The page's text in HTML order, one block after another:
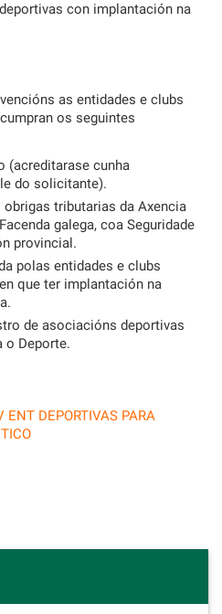
con implantación na
as entidades e clubs
os seguintes
(acreditarase cunha
do solicitante).
tributarias da Axencia
galega, coa Seguridade
provincial.
polas entidades e clubs
que ter implantación na
de asociacións deportivas
o Deporte.
ENT DEPORTIVAS PARA